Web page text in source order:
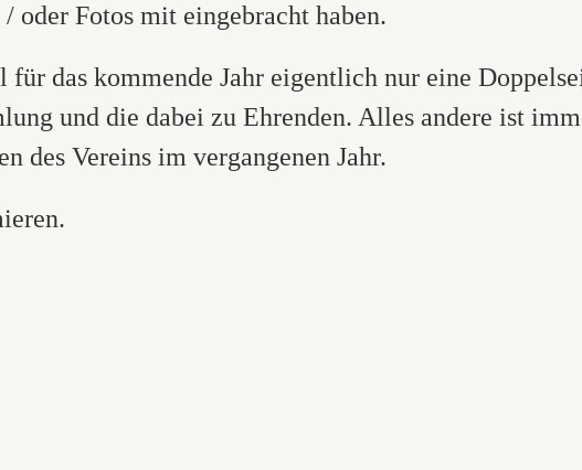
Fotos mit eingebracht haben.
das kommende Jahr eigentlich nur eine
und die dabei zu Ehrenden. Alles andere ist
des Vereins im vergangenen Jahr.